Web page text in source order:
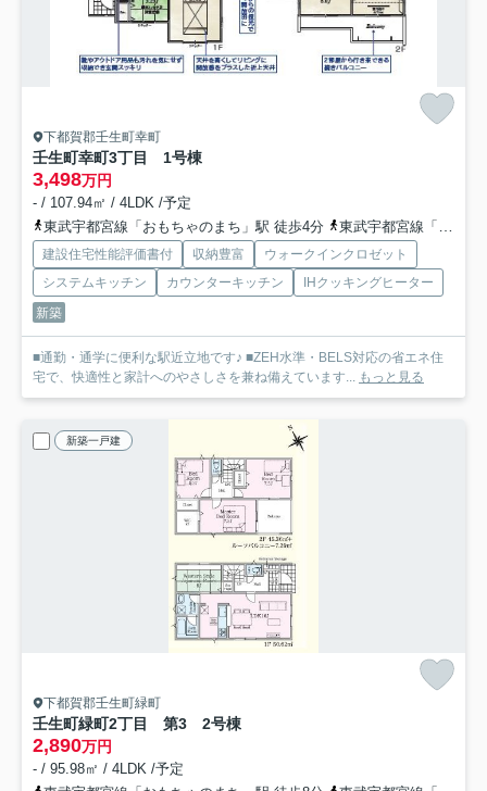
下都賀郡壬生町幸町
壬生町幸町3丁目 1号棟
3,498万円
- / 107.94㎡ / 4LDK /予定
東武宇都宮線「おもちゃのまち」駅 徒歩4分
東武宇都宮線「国谷」駅 徒歩27分
建設住宅性能評価書付 収納豊富
ウォークインクロゼット
システムキッチン
カウンターキッチン
IHクッキングヒーター
新築
■通勤・通学に便利な駅近立地です♪ ■ZEH水準・BELS対応の省エネ住
宅で、快適性と家計へのやさしさを兼ね備えています... もっと見る
新築一戸建
下都賀郡壬生町緑町
壬生町緑町2丁目 第3 2号棟
2,890万円
- / 95.98㎡ / 4LDK /予定